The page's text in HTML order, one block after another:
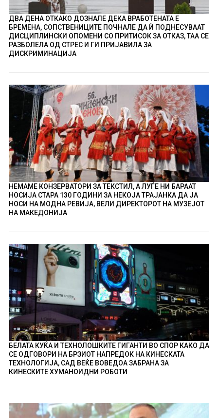
ДВА ДЕНА ОТКАКО ДОЗНАЛЕ ДЕКА ВРАБОТЕНАТА Е
БРЕМЕНА, СОПСТВЕНИЦИТЕ ПОЧНАЛЕ ДА Ѝ ПОДНЕСУВААТ
ДИСЦИПЛИНСКИ ОПОМЕНИ СО ПРИТИСОК ЗА ОТКАЗ, ТАА СЕ
РАЗБОЛЕЛА ОД СТРЕС И ГИ ПРИЈАВИЛА ЗА
ДИСКРИМИНАЦИЈА
НЕМАМЕ КОНЗЕРВАТОРИ ЗА ТЕКСТИЛ, А ЛУЃЕ НИ БАРААТ
НОСИЈА СТАРА 130 ГОДИНИ ЗА НЕКОЈА ТРАЈАНКА ДА ЈА
НОСИ НА МОДНА РЕВИЈА, ВЕЛИ ДИРЕКТОРОТ НА МУЗЕЈОТ
НА МАКЕДОНИЈА
БЕЛАТА КУЌА И ТЕХНОЛОШКИТЕ ГИГАНТИ ВО СПОР КАКО ДА
СЕ ОДГОВОРИ НА БРЗИОТ НАПРЕДОК НА КИНЕСКАТА
ТЕХНОЛОГИЈА, САД ВЕЌЕ ВОВЕДОА ЗАБРАНА ЗА
КИНЕСКИТЕ ХУМАНОИДНИ РОБОТИ